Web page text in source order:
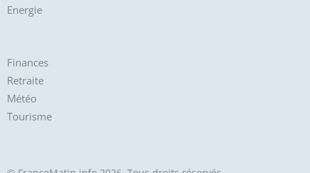
Energie
Finances
Retraite
Météo
Tourisme